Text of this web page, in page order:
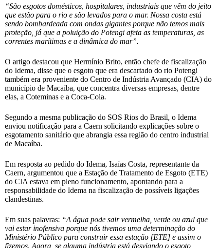
“São esgotos domésticos, hospitalares, industriais que vêm do jeito
que estão para o rio e são levados para o mar. Nossa costa está
sendo bombardeada com ondas gigantes porque não temos mais
proteção, já que a poluição do Potengi afeta as temperaturas, as
correntes marítimas e a dinâmica do mar”.
O artigo destacou que Hermínio Brito, então chefe de fiscalização
do Idema, disse que o esgoto que era descartado do rio Potengi
também era proveniente do Centro de Indústria Avançado (CIA) do
município de Macaíba, que concentra diversas empresas, dentre
elas, a Coteminas e a Coca-Cola.
Segundo a mesma publicação do SOS Rios do Brasil, o Idema
enviou notificação para a Caern solicitando explicações sobre o
esgotamento sanitário que abrangia essa região do centro industrial
de Macaíba.
Em resposta ao pedido do Idema, Isaías Costa, representante da
Caern, argumentou que a Estação de Tratamento de Esgoto (ETE)
do CIA estava em pleno funcionamento, apontando para a
responsabilidade do Idema na fiscalização de possíveis ligações
clandestinas.
Em suas palavras: “A água pode sair vermelha, verde ou azul que
vai estar inofensiva porque nós tivemos uma determinação do
Ministério Público para construir essa estação [ETE] e assim o
fizemos. Agora, se alguma indústria está desviando o esgoto